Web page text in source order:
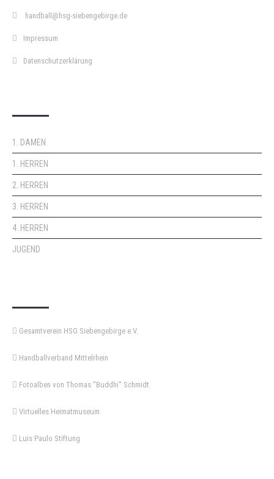
handball@hsg-siebengebirge.de
Impressum
Datenschutzerklärung
1. DAMEN
1. HERREN
2. HERREN
3. HERREN
4. HERREN
JUGEND
Gesamtverein HSG Siebengebirge e.V.
Handballverband Mittelrhein
Fotoalben von Thomas "Buddhi" Schmidt
Virtuelles Heimatmuseum
Luis Paulo Stiftung